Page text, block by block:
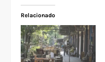
Relacionado